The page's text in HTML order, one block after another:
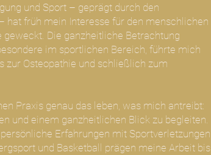
und Sport – geprägt durch den
hat früh mein Interesse für den menschlichen
geweckt. Die ganzheitliche Betrachtung
im sportlichen Bereich, führte mich
zur Osteopathie und schließlich zum
Praxis genau das leben, was mich antreibt:
und einem ganzheitlichen Blick zu begleiten.
Erfahrungen mit Sportverletzungen
und Basketball prägen meine Arbeit bis